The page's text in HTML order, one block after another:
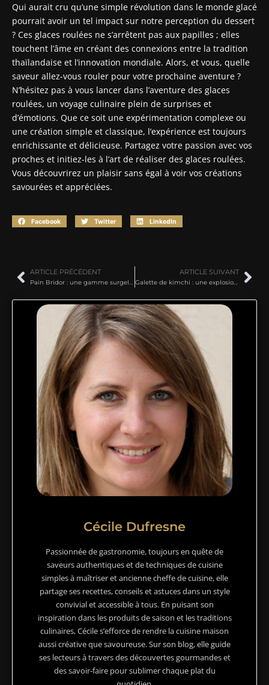
Qui aurait cru qu’une simple révolution dans le monde glacé
pourrait avoir un tel impact sur notre perception du dessert
? Ces glaces roulées ne s’arrêtent pas aux papilles ; elles
touchent l’âme en créant des connexions entre la tradition
thaïlandaise et l’innovation mondiale. Alors, et vous, quelle
saveur allez-vous rouler pour votre prochaine aventure ?
N’hésitez pas à vous lancer dans l’aventure des glaces
roulées, un voyage culinaire plein de surprises et
d’émotions. Que ce soit une expérimentation complexe ou
une création simple et classique, l’expérience est toujours
enrichissante et délicieuse. Partagez votre passion avec vos
proches et initiez-les à l’art de réaliser des glaces roulées.
Vous découvrirez un plaisir sans égal à voir vos créations
savourées et appréciées.
Facebook Twitter LinkedIn
ARTICLE PRÉCÉDENT
Pain Bridor : une gamme surgelée d’exception pour les professionnels
ARTICLE SUIVANT
Galette de kimchi : une explosion de saveurs coréennes pour épater vos papilles
Cécile Dufresne
Passionnée de gastronomie, toujours en quête de
saveurs authentiques et de techniques de cuisine
simples à maîtriser et ancienne cheffe de cuisine, elle
partage ses recettes, conseils et astuces dans un style
convivial et accessible à tous. En puisant son
inspiration dans les produits de saison et les traditions
culinaires, Cécile s’efforce de rendre la cuisine maison
aussi créative que savoureuse. Sur son blog, elle guide
ses lecteurs à travers des découvertes gourmandes et
des savoir-faire pour sublimer chaque plat du